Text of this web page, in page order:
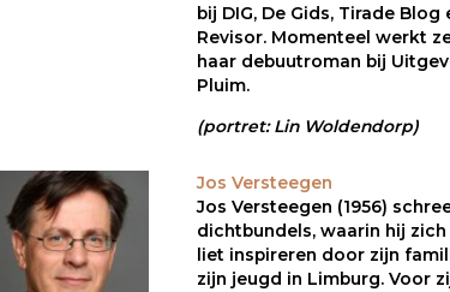
bij DIG, De Gids, Tirade Blog
Revisor. Momenteel werkt
haar debuutroman bij
Pluim.
(portret: Lin Woldendorp)
Jos Versteegen
Jos Versteegen (1956)
dichtbundels, waarin hij zich
liet inspireren door zijn
zijn jeugd in Limburg. Voor